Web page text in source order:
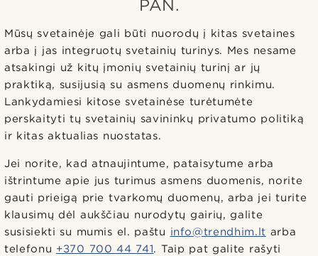
PAN.
Mūsų svetainėje gali būti nuorodų į kitas svetaines
arba į jas integruotų svetainių turinys. Mes nesame
atsakingi už kitų įmonių svetainių turinį ar jų
praktiką, susijusią su asmens duomenų rinkimu.
Lankydamiesi kitose svetainėse turėtumėte
perskaityti tų svetainių savininkų privatumo politiką
ir kitas aktualias nuostatas.
Jei norite, kad atnaujintume, pataisytume arba
ištrintume apie jus turimus asmens duomenis, norite
gauti prieigą prie tvarkomų duomenų, arba jei turite
klausimų dėl aukščiau nurodytų gairių, galite
susisiekti su mumis el. paštu info@trendhim.lt arba
telefonu +370 700 44 741. Taip pat galite rašyti